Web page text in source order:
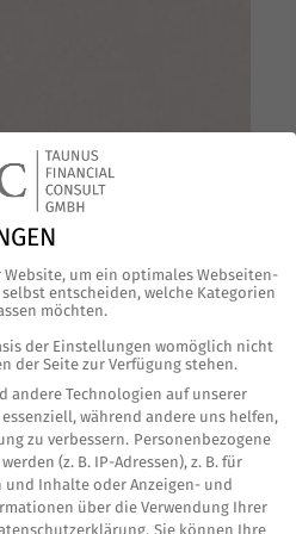
hat ein Gericht in
einer Bank für
dem Land­ge­richt Ber­
Düs­sel­dorf Nega­tiv­
Rhein-Lip­pe für unzu­läs­
12 O 34/21).
um ein optimales Webseiten-
entscheiden, welche Kategorien
möchten.
der Einstellungen womöglich nicht
der Seite zur Verfügung stehen.
andere Technologien auf unserer
während andere uns helfen,
zu verbessern. Personenbezogene
(z. B. IP-Adressen), z. B. für
und Inhalte oder Anzeigen- und
über die Verwendung Ihrer
. Sie können Ihre